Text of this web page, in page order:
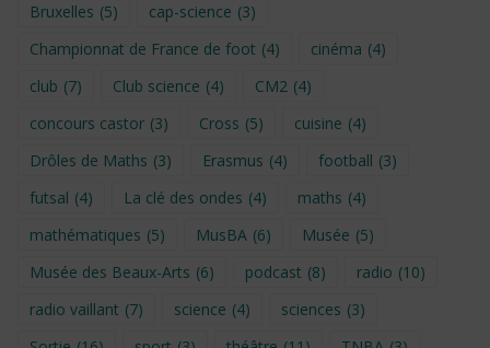
Bruxelles (5) cap-science (3)
Championnat de France de foot (4) cinéma (4)
club (7) Club science (4) CM2 (4)
concours castor (3) Cross (5) cuisine (4)
Drôles de Maths (3) Erasmus (4) football (3)
futsal (4) La clé des ondes (4) maths (4)
mathématiques (5) MusBA (6) Musée (5)
Musée des Beaux-Arts (6) podcast (8) radio (10)
radio vaillant (7) science (4) sciences (3)